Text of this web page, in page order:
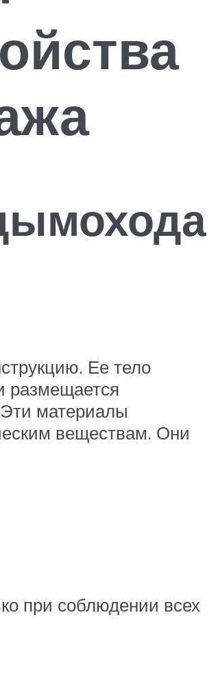
Ее тело
размещается
материалы
веществам. Они
при соблюдении всех